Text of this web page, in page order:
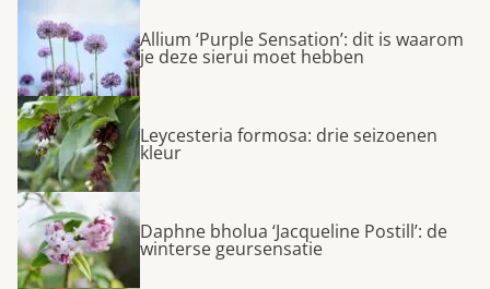
Allium ‘Purple Sensation’: dit is waarom
je deze sierui moet hebben
Leycesteria formosa: drie seizoenen
kleur
Daphne bholua ‘Jacqueline Postill’: de
winterse geursensatie